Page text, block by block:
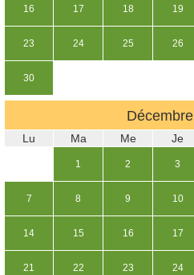
16 17 18 19
23 24 25 26
30
Décembre
Lu Ma Me Je
1 2 3
7 8 9 10
14 15 16 17
21 22 23 24